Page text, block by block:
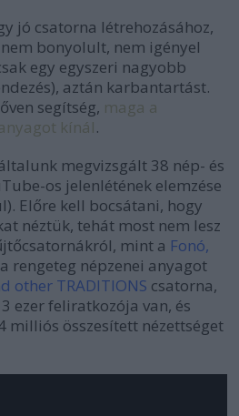
jó csatorna létrehozásához,
bonyolult, nem igényel
egy egyszeri nagyobb
aztán karbantartást.
segítség, maga a
kínál.
megvizsgált 38 nép- és
os jelenlétének elemzése
Előre kell bocsátani, hogy
néztük, tehát most nem lesz
mint a Fonó,
rengeteg népzenei anyagot
other TRADITIONS csatorna,
ezer feliratkozója van, és
milliós összesített nézettséget